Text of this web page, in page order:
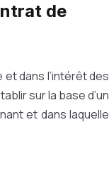
de
dans l’intérêt des
sur la base d’un
et dans laquelle